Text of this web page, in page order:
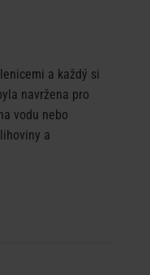
a každý si
navržena pro
vodu nebo
a